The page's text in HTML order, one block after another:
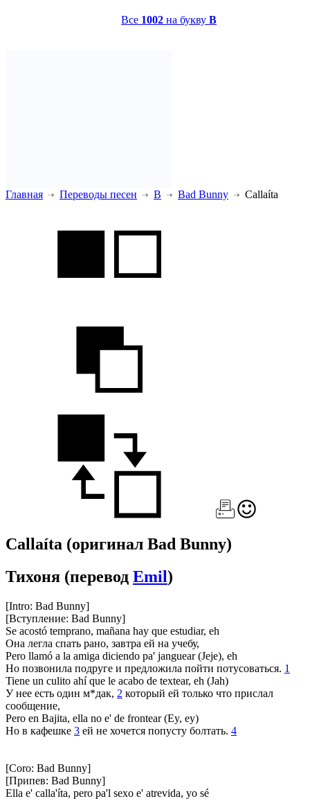
Все 1002 на букву B
Главная Переводы песен B Bad Bunny Callaíta
Callaíta (оригинал Bad Bunny)
Тихоня (перевод Emil)
[Intro: Bad Bunny]
[Вступление: Bad Bunny]
Se acostó temprano, mañana hay que estudiar, eh
Она легла спать рано, завтра ей на учебу,
Pero llamó a la amiga diciendo pa' janguear (Jeje), eh
Но позвонила подруге и предложила пойти потусоваться. 1
Tiene un culito ahí que le acabo de textear, eh (Jah)
У нее есть один м*дак, 2 который ей только что прислал
сообщение,
Pero en Bajita, ella no e' de frontear (Ey, ey)
Но в кафешке 3 ей не хочется попусту болтать. 4
[Coro: Bad Bunny]
[Припев: Bad Bunny]
Ella e' calla'íta, pero pa'l sexo e' atrevida, yo sé